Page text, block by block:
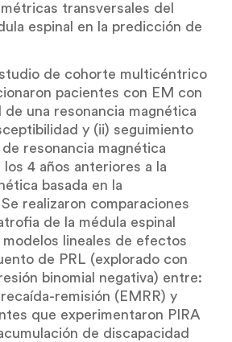
transversales del
espinal en la predicción de
de cohorte multicéntrico
pacientes con EM con
de una resonancia magnética
y (ii) seguimiento
resonancia magnética
4 años anteriores a la
basada en la
realizaron comparaciones
de la médula espinal
lineales de efectos
de PRL (explorado con
binomial negativa) entre:
remisión (EMRR) y
que experimentaron PIRA
de discapacidad